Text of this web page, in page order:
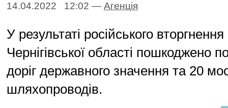
14.04.2022 12:02 — Агенцiя
У результаті російського вторгнення
Чернігівської області пошкоджено
доріг державного значення та 20
шляхопроводів.